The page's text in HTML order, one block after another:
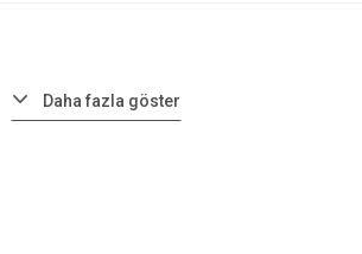
Daha fazla göster